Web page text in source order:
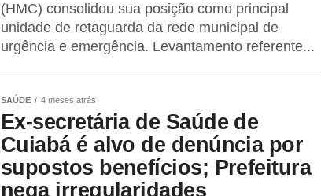
(HMC) consolidou sua posição como principal
unidade de retaguarda da rede municipal de
urgência e emergência. Levantamento referente...
SAÚDE 4 meses atrás
Ex-secretária de Saúde de
Cuiabá é alvo de denúncia por
supostos benefícios; Prefeitura
nega irregularidades